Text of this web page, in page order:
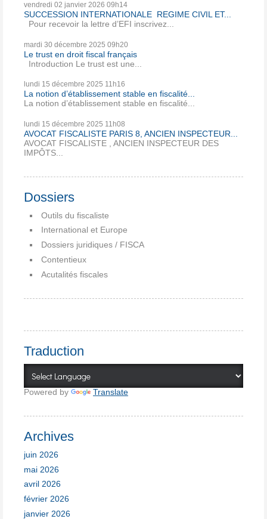
vendredi 02 janvier 2026 09h14
SUCCESSION INTERNATIONALE REGIME CIVIL ET...
Pour recevoir la lettre d’EFI inscrivez...
mardi 30 décembre 2025 09h20
Le trust en droit fiscal français
Introduction Le trust est une...
lundi 15 décembre 2025 11h16
La notion d’établissement stable en fiscalité...
La notion d’établissement stable en fiscalité...
lundi 15 décembre 2025 11h08
AVOCAT FISCALISTE PARIS 8, ANCIEN INSPECTEUR...
AVOCAT FISCALISTE , ANCIEN INSPECTEUR DES
IMPÔTS...
Dossiers
Outils du fiscaliste
International et Europe
Dossiers juridiques / FISCA
Contentieux
Acutalités fiscales
Traduction
Powered by Translate
Archives
juin 2026
mai 2026
avril 2026
février 2026
janvier 2026